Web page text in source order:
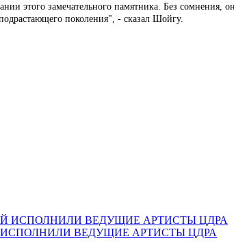
этого замечательного памятника. Без
поколения", - сказал Шойгу.
ВЕДУЩИЕ АРТИСТЫ ЦДРА